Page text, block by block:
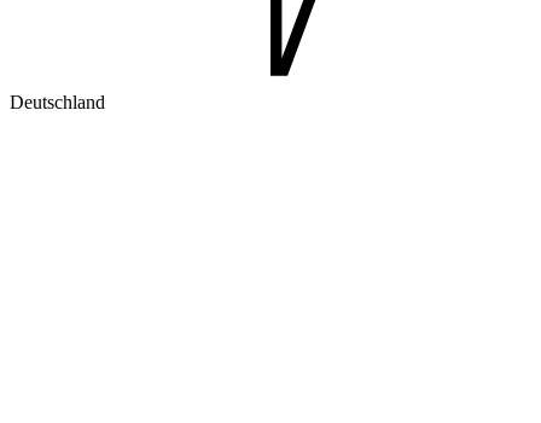
Deutschland